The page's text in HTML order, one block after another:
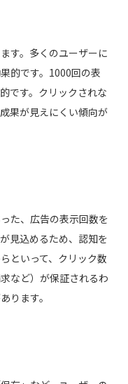
す。多くのユーザーに
的です。1000回の表
です。クリックされな
果が見えにくい傾向が
た、広告の表示回数を
見込めるため、認知を
といって、クリック数
など）が保証されるわ
ります。